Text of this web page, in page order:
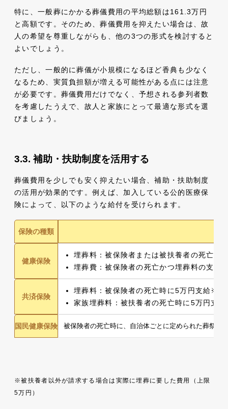
特に、一般葬にかかる葬儀費用の平均総額は161.3万円
と高額です。そのため、葬儀費用を抑えたい場合は、故
人の希望を尊重しながらも、他の3つの形式を検討すると
よいでしょう。
ただし、一般的に葬儀が小規模になるほど香典も少なく
なるため、実質負担額が増える可能性がある点には注意
が必要です。葬儀費用だけでなく、予想される参列者数
を考慮したうえで、故人と家族にとって最適な形式を選
びましょう。
補助・扶助制度を活用する
葬儀費用を少しでも安く抑えたい場合、補助・扶助制度
の活用が効果的です。例えば、加入している公的医療保
険によって、以下のような給付を受けられます。
保険の種類
健康保険
埋葬料：被保険者または被扶養者の死亡時
埋葬費：被保険者の死亡かつ埋葬料の支給
共済保険
埋葬料：被保険者の死亡時に5万円支給※
家族埋葬料：被扶養者の死亡時に5万円支給
国民健康保険 被保険者の死亡時に、自治体ごとに定められた葬祭費
※被扶養者以外が請求する場合は実際に埋葬に要した費用（上限
5万円）